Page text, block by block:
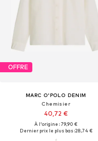
OFFRE
MARC O'POLO DENIM
Chemisier
40,72 €
À l'origine : 79,90 €
Dernier prix le plus bas :28,74 €